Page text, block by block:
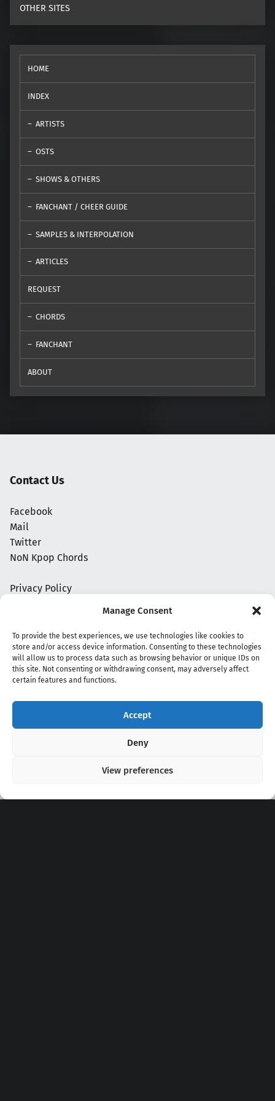
Manage Consent
To provide the best experiences, we use technologies like cookies to
store and/or access device information. Consenting to these technologies
will allow us to process data such as browsing behavior or unique IDs on
this site. Not consenting or withdrawing consent, may adversely affect
certain features and functions.
Accept
Deny
View preferences
OTHER SITES
HOME
INDEX
ARTISTS
OSTS
SHOWS & OTHERS
FANCHANT / CHEER GUIDE
SAMPLES & INTERPOLATION
ARTICLES
REQUEST
CHORDS
FANCHANT
ABOUT
Contact Us
Facebook
Mail
Twitter
NoN Kpop Chords
Privacy Policy